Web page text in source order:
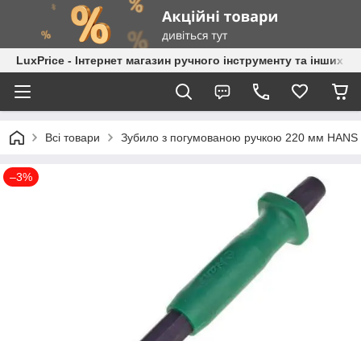
LuxPrice - Інтернет магазин ручного інструменту та інших
Всі товари Зубило з погумованою ручкою 220 мм HANS
–3%